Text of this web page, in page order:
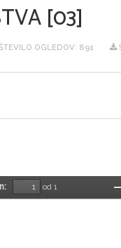
[03]
OGLEDOV: 891
meni
od 1